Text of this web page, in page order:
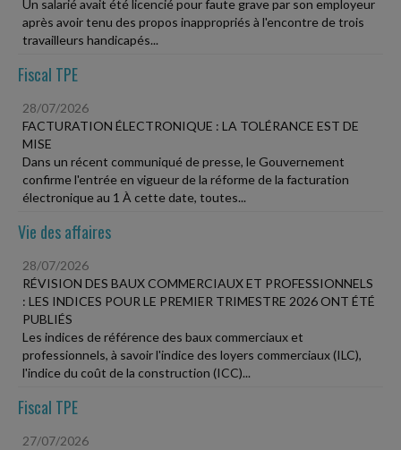
Un salarié avait été licencié pour faute grave par son employeur
après avoir tenu des propos inappropriés à l'encontre de trois
travailleurs handicapés...
Fiscal TPE
28/07/2026
FACTURATION ÉLECTRONIQUE : LA TOLÉRANCE EST DE
MISE
Dans un récent communiqué de presse, le Gouvernement
confirme l'entrée en vigueur de la réforme de la facturation
électronique au 1 À cette date, toutes...
Vie des affaires
28/07/2026
RÉVISION DES BAUX COMMERCIAUX ET PROFESSIONNELS
: LES INDICES POUR LE PREMIER TRIMESTRE 2026 ONT ÉTÉ
PUBLIÉS
Les indices de référence des baux commerciaux et
professionnels, à savoir l'indice des loyers commerciaux (ILC),
l'indice du coût de la construction (ICC)...
Fiscal TPE
27/07/2026